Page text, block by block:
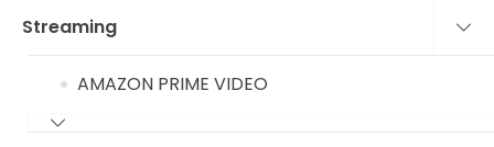
Streaming
AMAZON PRIME VIDEO